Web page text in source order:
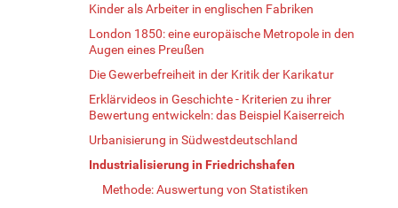
Kinder als Arbeiter in englischen Fabriken
London 1850: eine europäische Metropole in den
Augen eines Preußen
Die Gewerbefreiheit in der Kritik der Karikatur
Erklärvideos in Geschichte - Kriterien zu ihrer
Bewertung entwickeln: das Beispiel Kaiserreich
Urbanisierung in Südwestdeutschland
Industrialisierung in Friedrichshafen
Methode: Auswertung von Statistiken